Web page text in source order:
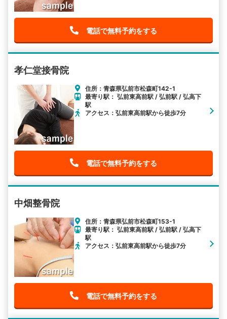
電話で無料予約をする
孝仁堂接骨院
住所：青森県弘前市松森町142-1
最寄り駅： 弘前東高前駅 / 弘前駅 / 弘高下
駅
アクセス：弘前東高前駅から徒歩7分
電話で無料予約をする
中畑整骨院
住所：青森県弘前市松森町153-1
最寄り駅： 弘前東高前駅 / 弘前駅 / 弘高下
駅
アクセス：弘前東高前駅から徒歩7分
電話で無料予約をする